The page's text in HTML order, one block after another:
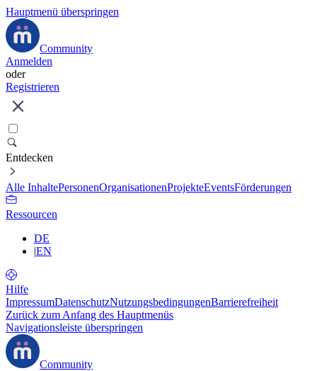
Hauptmenü überspringen
Community
Anmelden
oder
Registrieren
Entdecken
Alle InhaltePersonenOrganisationenProjekteEventsFörderungen
Ressourcen
DE
|EN
Hilfe
ImpressumDatenschutzNutzungsbedingungenBarrierefreiheit
Zurück zum Anfang des Hauptmenüs
Navigationsleiste überspringen
Community